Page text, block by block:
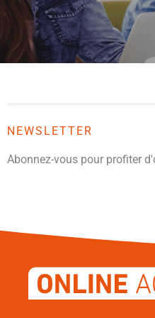
NEWSLETTER
Abonnez-vous pour profiter